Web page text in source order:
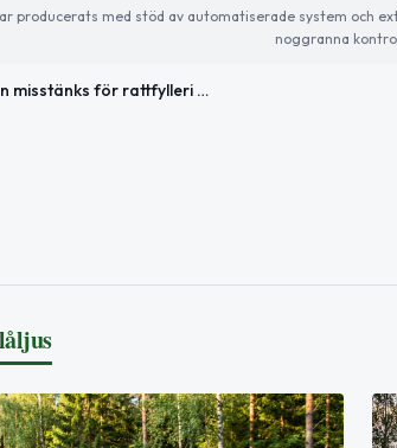
producerats med stöd av automatiserade system och
noggranna
Man misstänks för rattfylleri och olovlig körning i Sjöbo